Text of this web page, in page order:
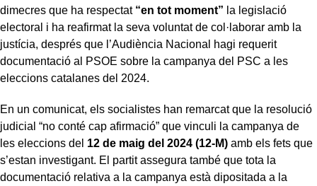
dimecres que ha respectat “en tot moment” la legislació
electoral i ha reafirmat la seva voluntat de col·laborar amb la
justícia, després que l’Audiència Nacional hagi requerit
documentació al PSOE sobre la campanya del PSC a les
eleccions catalanes del 2024.
En un comunicat, els socialistes han remarcat que la resolució
judicial “no conté cap afirmació” que vinculi la campanya de
les eleccions del 12 de maig del 2024 (12-M) amb els fets que
s’estan investigant. El partit assegura també que tota la
documentació relativa a la campanya està dipositada a la